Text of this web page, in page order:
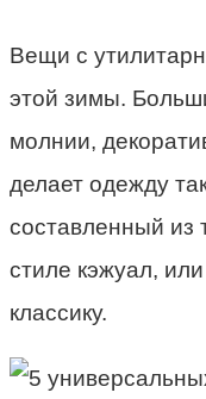
Вещи с
этой зимы.
молнии,
делает одежду
составленный из
стиле кэжуал,
классику.